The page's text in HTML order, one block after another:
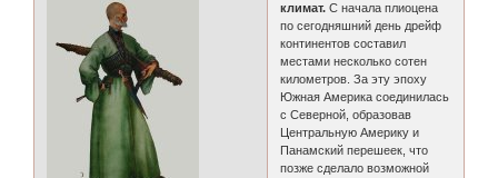
климат. С начала плиоцена
по сегодняшний день дрейф
континентов составил
местами несколько сотен
километров. За эту эпоху
Южная Америка соединилась
с Северной, образовав
Центральную Америку и
Панамский перешеек, что
позже сделало возможной